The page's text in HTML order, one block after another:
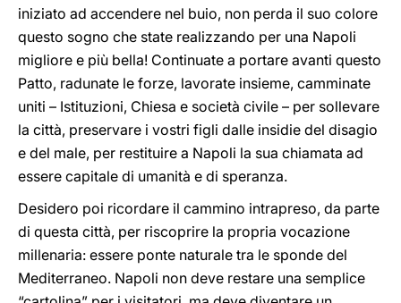
iniziato ad accendere nel buio, non perda il suo colore
questo sogno che state realizzando per una Napoli
migliore e più bella! Continuate a portare avanti questo
Patto, radunate le forze, lavorate insieme, camminate
uniti – Istituzioni, Chiesa e società civile – per sollevare
la città, preservare i vostri figli dalle insidie del disagio
e del male, per restituire a Napoli la sua chiamata ad
essere capitale di umanità e di speranza.
Desidero poi ricordare il cammino intrapreso, da parte
di questa città, per riscoprire la propria vocazione
millenaria: essere ponte naturale tra le sponde del
Mediterraneo. Napoli non deve restare una semplice